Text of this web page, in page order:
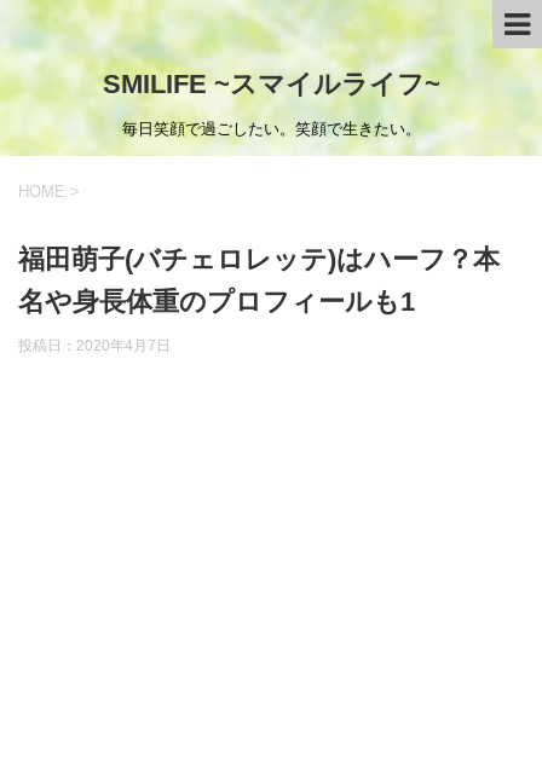
SMILIFE ~スマイルライフ~
毎日笑顔で過ごしたい。笑顔で生きたい。
HOME >
福田萌子(バチェロレッテ)はハーフ？本
名や身長体重のプロフィールも1
投稿日： 2020年4月7日